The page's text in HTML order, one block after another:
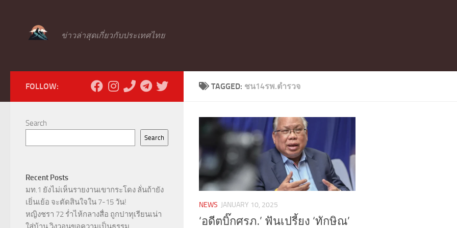
ข่าวล่าสุดเกี่ยวกับประเทศไทย
TAGGED: ชน14รพ.ตำรวจ
NEWS JANUARY 10, 2025
‘อดีตบิ๊กศรภ.’ ฟันเปรี้ยง ‘ทักษิณ’
FOLLOW:
Search
Search
Recent Posts
มท.1 ยังไม่เห็นรายงานเขากระโดง ลั่นถ้ายัง
เยิ่นเย้อ จะตัดสินใจใน 7-15 วัน!
หญิงชรา 72 ร่ำไห้กลางสื่อ ถูกปาทุเรียนเน่า